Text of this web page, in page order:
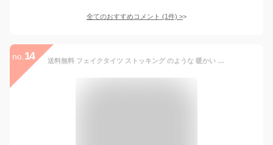
全てのおすすめコメント (1件) >
no. 14 送料無料 フェイクタイツ ストッキング のような 暖かい タイツ ベージュ 肌色 レディース 女性用 あったか 秋冬 素肌感 シアー タイツ 厚い 厚手のタイツフェイクストッキング ストッキング風タイツ 透けて見えるタイツ 130 260 デニール 防寒 サポートタイプ